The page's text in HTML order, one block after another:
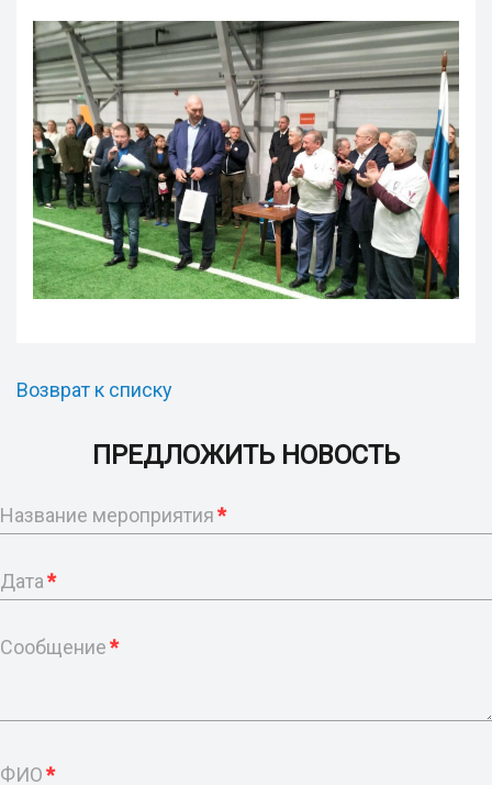
Возврат к списку
ПРЕДЛОЖИТЬ НОВОСТЬ
Название мероприятия*
Дата*
Сообщение*
ФИО*